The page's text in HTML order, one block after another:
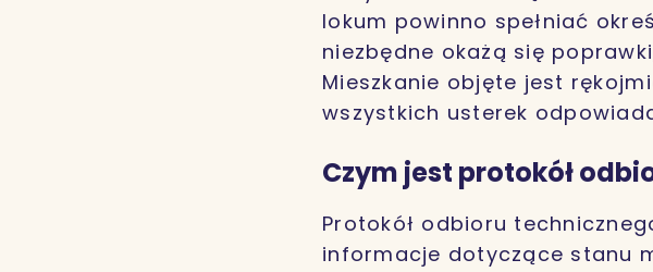
lokum powinno spełniać
niezbędne okażą się
Mieszkanie objęte jest
wszystkich usterek
Czym jest protokół
Protokół odbioru
informacje dotyczące stanu